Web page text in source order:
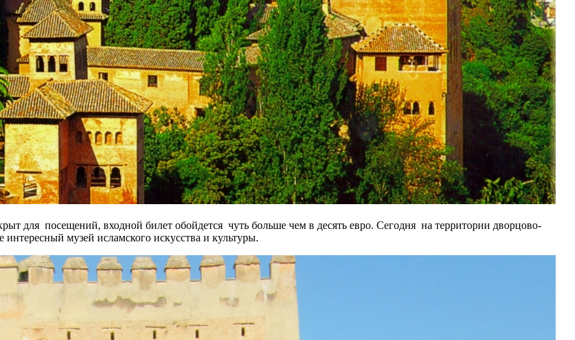
для посещений, входной билет обойдется чуть больше чем в десять евро. Сегодня на территории дворцово-
музей исламского искусства и культуры.